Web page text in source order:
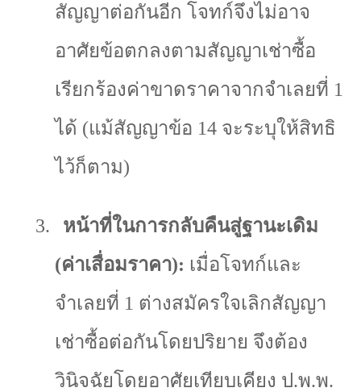
สัญญาต่อกันอีก โจทก์จึงไม่อาจ
อาศัยข้อตกลงตามสัญญาเช่าซื้อ
เรียกร้องค่าขาดราคาจากจำเลยที่ 1
ได้ (แม้สัญญาข้อ 14 จะระบุให้สิทธิ
ไว้ก็ตาม)
3.
หน้าที่ในการกลับคืนสู่ฐานะเดิม
(ค่าเสื่อมราคา): เมื่อโจทก์และ
จำเลยที่ 1 ต่างสมัครใจเลิกสัญญา
เช่าซื้อต่อกันโดยปริยาย จึงต้อง
วินิจฉัยโดยอาศัยเทียบเคียง ป.พ.พ.